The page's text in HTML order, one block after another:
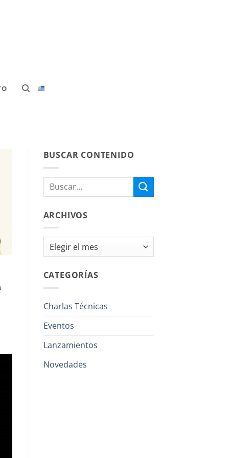
BUSCAR CONTENIDO
ARCHIVOS
Archivos
CATEGORÍAS
Charlas Técnicas
Eventos
Lanzamientos
Novedades